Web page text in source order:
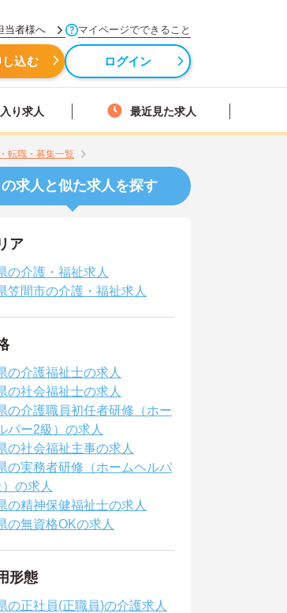
当者様へ マイページでできること
込む ログイン
り求人 最近見た求人
転職・募集一覧
の求人と似た求人を探す
ア
の介護・福祉求人
笠間市の介護・福祉求人
の介護福祉士の求人
の社会福祉士の求人
の介護職員初任者研修（ホー
パー2級）の求人
の社会福祉主事の求人
の実務者研修（ホームヘルパ
の求人
の精神保健福祉士の求人
の無資格OKの求人
形態
の正社員(正職員)の介護求人